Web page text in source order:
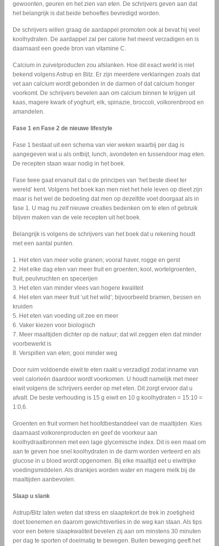
gewoonten, geuren en het zien van eten. De schrijvers geven aan dat
het belangrijk is dat beide behoeftes bevredigd worden.
De schrijvers willen graag de aardappel promoten ook al bevat hij veel
koolhydraten. De aardappel zal per calorie het meest verzadigen en is
daarnaast een goede bron van vitamine C.
Calcium in zuivelproducten zou afslanken. Hoe dit exact werkt is niet
bekend volgens Astrup en Bitz. Er zijn meerdere verklaringen zoals dat
vet aan calcium wordt gebonden in de darmen of dat calcium honger
voorkomt. De schrijvers bevelen aan om calcium binnen te krijgen uit
kaas, magere kwark of yoghurt, elk, spinazie, broccoli, volkorenbrood en
amandelen.
Fase 1 en Fase 2 de nieuwe lifestyle
Fase 1 bestaat uit een schema van vier weken waarbij per dag is
aangegeven wat u als ontbijt, lunch, avondeten en tussendoor mag eten.
De recepten staan waar nodig in het boek.
Fase twee gaat ervanuit dat u de principes van ‘het beste dieet ter
wereld’ kent. Volgens het boek kan men niet het hele leven op dieet zijn
maar is het wel de bedoeling dat men op dezelfde voet doorgaat als in
fase 1. U mag nu zelf nieuwe creaties bedenken om te eten of gebruik
blijven maken van de vele recepten uit het boek.
Belangrijk is volgens de schrijvers van het boek dat u rekening houdt
met een aantal punten.
1. Het eten van meer volle granen; vooral haver, rogge en gerst
2. Het elke dag eten van meer fruit en groenten; kool, wortelgroenten,
fruit, peulvruchten en specerijen
3. Het eten van minder vlees van hogere kwaliteit
4. Het eten van meer fruit ‘uit het wild’; bijvoorbeeld bramen, bessen en
kruiden
5. Het eten van voeding uit zee en meer
6. Vaker kiezen voor biologisch
7. Meer maaltijden dichter op de natuur; dat wil zeggen eten dat minder
voorbewerkt is
8. Verspillen van eten; gooi minder weg
Door ruim voldoende eiwit te eten raakt u verzadigd zodat inname van
veel calorieën daardoor wordt voorkomen. U houdt namelijk met meer
eiwit volgens de schrijvers eerder op met eten. Dit zorgt ervoor dat u
afvalt. De beste verhouding is 15 g eiwit en 10 g koolhydraten = 15:10 =
1:0,6.
Groenten en fruit vormen het hoofdbestanddeel van de maaltijden. Kies
daarnaast volkorenproducten en geef de voorkeur aan
koolhydraatbronnen met een lage glycemische index. Dit is een maat om
aan te geven hoe snel koolhydraten in de darm worden verteerd en als
glucose in u bloed wordt opgenomen. Bij elke maaltijd eet u eiwitrijke
voedingsmiddelen. Als drankjes worden water en magere melk bij de
maaltijden aanbevolen.
Slaap u slank
Astrup/Bitz laten weten dat stress en slaaptekort de trek in zoetigheid
doet toenemen en daarom gewichtsverlies in de weg kan staan. Als tips
voor een betere slaapkwaliteit bevelen zij aan om minstens 30 minuten
per dag te sporten of doelmatig te bewegen. Buiten beweging geeft het